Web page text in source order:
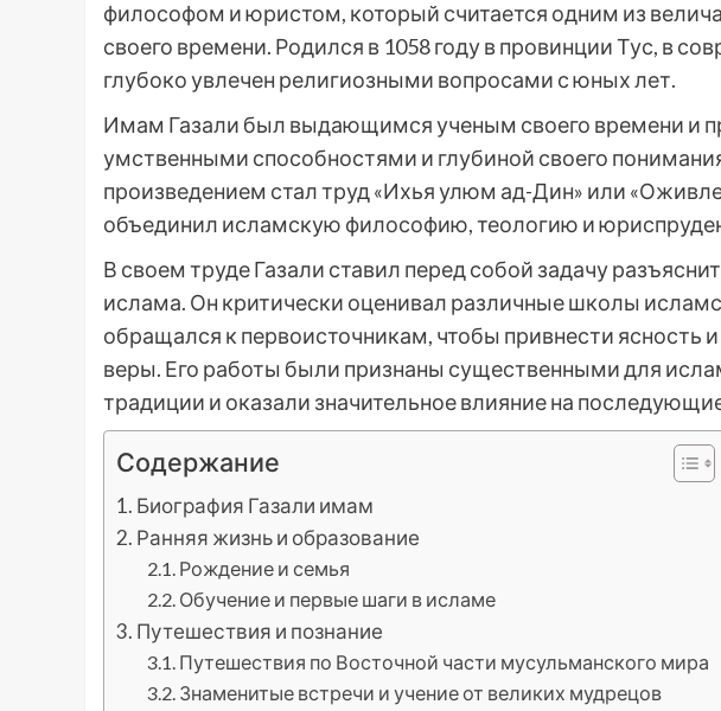
философом и юристом, который считается одним из
своего времени. Родился в 1058 году в провинции Тус, в
глубоко увлечен религиозными вопросами с юных лет.
Имам Газали был выдающимся ученым своего времени и
умственными способностями и глубиной своего
произведением стал труд «Ихья улюм ад-Дин» или
объединил исламскую философию, теологию и
В своем труде Газали ставил перед собой задачу
ислама. Он критически оценивал различные школы
обращался к первоисточникам, чтобы привнести ясность
веры. Его работы были признаны существенными для
традиции и оказали значительное влияние на
Содержание
Биография Газали имам
Ранняя жизнь и образование
Рождение и семья
Обучение и первые шаги в исламе
Путешествия и познание
Путешествия по Восточной части мусульманского мира
Знаменитые встречи и учение от великих мудрецов